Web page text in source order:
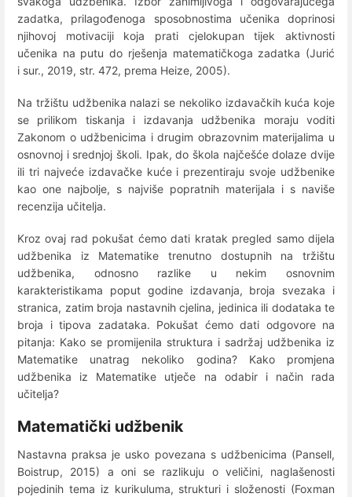
zadatka, prilagođenoga sposobnostima uče­nika doprinosi
njihovoj motivaciji koja prati cjelokupan tijek aktivnosti
učenika na putu do rješenja matematičkoga zadatka (Jurić
i sur., 2019, str. 472, prema Heize, 2005).
Na tržištu udžbenika nalazi se nekoliko izdavačkih kuća koje
se prilikom tiskanja i izdavanja udžbenika moraju voditi
Zakonom o udžbenicima i drugim obrazovnim materijalima u
osnovnoj i srednjoj školi. Ipak, do škola najčešće dolaze dvije
ili tri najveće izdavačke kuće i prezentiraju svoje udžbenike
kao one najbolje, s najviše popratnih materijala i s naviše
recenzija učitelja.
Kroz ovaj rad pokušat ćemo dati kratak pregled samo dijela
udžbenika iz Matematike trenutno dostupnih na tržištu
udžbenika, odnosno razlike u nekim osnovnim
karakteristikama poput godine izdavanja, broja svezaka i
stranica, zatim broja nastavnih cjelina, jedinica ili dodataka te
broja i tipova zadataka. Pokušat ćemo dati odgovore na
pitanja: Kako se promijenila struktura i sadržaj udžbenika iz
Matematike unatrag nekoliko godina? Kako promjena
udžbenika iz Matematike utječe na odabir i način rada
učitelja?
Matematički udžbenik
Nastavna praksa je usko povezana s udžbenicima (Pansell,
Boistrup, 2015) a oni se razlikuju o veličini, naglašenosti
pojedinih tema iz kurikuluma, strukturi i složenosti (Foxman